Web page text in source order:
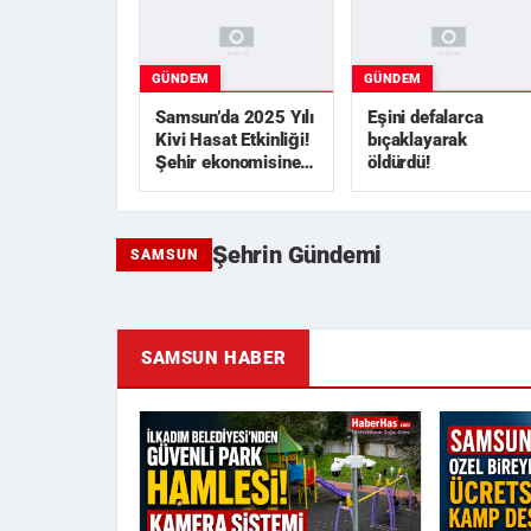
GÜNDEM
Samsun’da 2025 Yılı
Kivi Hasat Etkinliği!
Şehir ekonomisine 1
üzerinde...
GÜNDEM
Eşini defalarca
bıçaklayarak
öldürdü!
SAMSUN Şehrin Gündemi
Kamera...
Samsun’da 2025 Yılı Kivi
Hasat Etkinliği! Şehir
Eşini defalarca
SAMSUN HABER